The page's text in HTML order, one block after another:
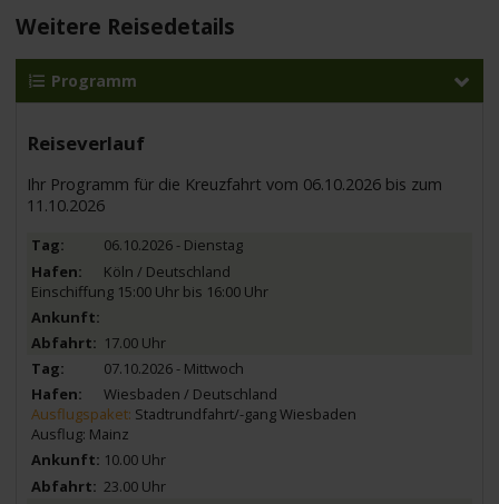
Weitere Reisedetails
Programm
Reiseverlauf
Ihr Programm für die Kreuzfahrt vom 06.10.2026 bis zum
11.10.2026
06.10.2026 - Dienstag
Köln / Deutschland
Einschiffung 15:00 Uhr bis 16:00 Uhr
17.00 Uhr
07.10.2026 - Mittwoch
Wiesbaden / Deutschland
Ausflugspaket: Stadtrundfahrt/-gang Wiesbaden
Ausflug: Mainz
10.00 Uhr
23.00 Uhr